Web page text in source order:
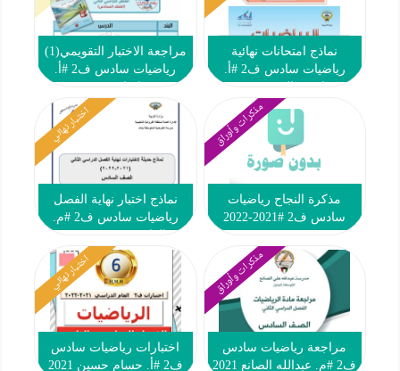
نماذج امتحانات نهائية
رياضيات سادس ف2 #أ.
مراجعة الاختبار التقويمي(1)
رياضيات سادس ف2 #أ.
مذكرات وأوراق
مذكرة النجاح رياضيات
سادس ف2 #2021-2022
اختبار نهائي
نماذج اختبار نهاية الفصل
رياضيات سادس ف2 #م.
مذكرات وأوراق
مراجعة رياضيات سادس
ف2 #م. عبدالله الصانع 2021
اختبار نهائي
اختبارات رياضيات سادس
ف2 #أ. حسام حسين 2021